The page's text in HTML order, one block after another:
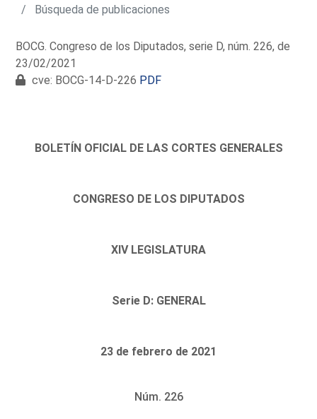
Búsqueda de publicaciones
BOCG. Congreso de los Diputados, serie D, núm. 226, de
23/02/2021
cve: BOCG-14-D-226 PDF
BOLETÍN OFICIAL DE LAS CORTES GENERALES
CONGRESO DE LOS DIPUTADOS
XIV LEGISLATURA
Serie D: GENERAL
23 de febrero de 2021
Núm. 226